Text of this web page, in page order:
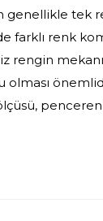
genellikle tek
farklı renk
rengin
olması